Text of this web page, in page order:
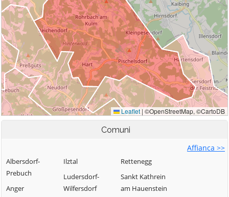
Comuni
Affianca >>
Albersdorf-
Prebuch
Anger
Ilztal
Ludersdorf-
Wilfersdorf
Rettenegg
Sankt Kathrein
am Hauenstein